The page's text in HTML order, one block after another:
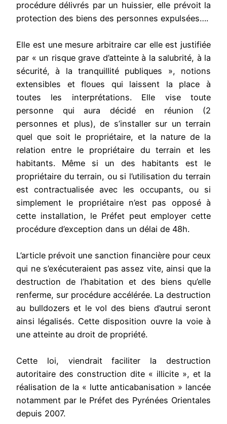
procédure délivrés par un huissier, elle prévoit la
protection des biens des personnes expulsées….
Elle est une mesure arbitraire car elle est justifiée
par « un risque grave d’atteinte à la salubrité, à la
sécurité, à la tranquillité publiques », notions
extensibles et floues qui laissent la place à
toutes les interprétations. Elle vise toute
personne qui aura décidé en réunion (2
personnes et plus), de s’installer sur un terrain
quel que soit le propriétaire, et la nature de la
relation entre le propriétaire du terrain et les
habitants. Même si un des habitants est le
propriétaire du terrain, ou si l’utilisation du terrain
est contractualisée avec les occupants, ou si
simplement le propriétaire n’est pas opposé à
cette installation, le Préfet peut employer cette
procédure d’exception dans un délai de 48h.
L’article prévoit une sanction financière pour ceux
qui ne s’exécuteraient pas assez vite, ainsi que la
destruction de l’habitation et des biens qu’elle
renferme, sur procédure accélérée. La destruction
au bulldozers et le vol des biens d’autrui seront
ainsi légalisés. Cette disposition ouvre la voie à
une atteinte au droit de propriété.
Cette loi, viendrait faciliter la destruction
autoritaire des construction dite « illicite », et la
réalisation de la « lutte anticabanisation » lancée
notamment par le Préfet des Pyrénées Orientales
depuis 2007.